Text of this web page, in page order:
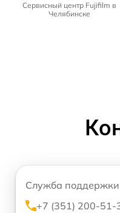
Сервисный центр Fujifilm в
Челябинске
Служба поддержки
+7 (351) 200-51-